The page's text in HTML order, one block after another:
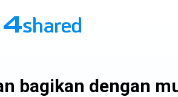
bagikan dengan